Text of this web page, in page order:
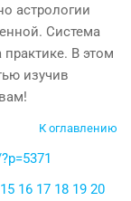
астрологии
Система
В этом
изучив
К оглавлению
15 16 17 18 19 20